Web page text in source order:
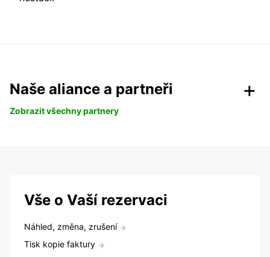
Naše aliance a partneři
Zobrazit všechny partnery
Vše o Vaší rezervaci
Náhled, změna, zrušení
Tisk kopie faktury